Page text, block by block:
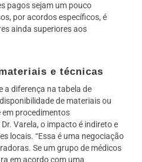
pagos sejam um pouco
por acordos específicos, é
ainda superiores aos
e técnicas
a diferença na tabela de
de materiais ou
em procedimentos
Varela, o impacto é indireto e
locais. “Essa é uma negociação
Se um grupo de médicos
em acordo com uma